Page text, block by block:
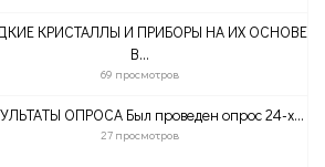
КРИСТАЛЛЫ И ПРИБОРЫ НА ИХ ОСНОВЕ
В...
69 просмотров
ОПРОСА Был проведен опрос 24-х...
27 просмотров